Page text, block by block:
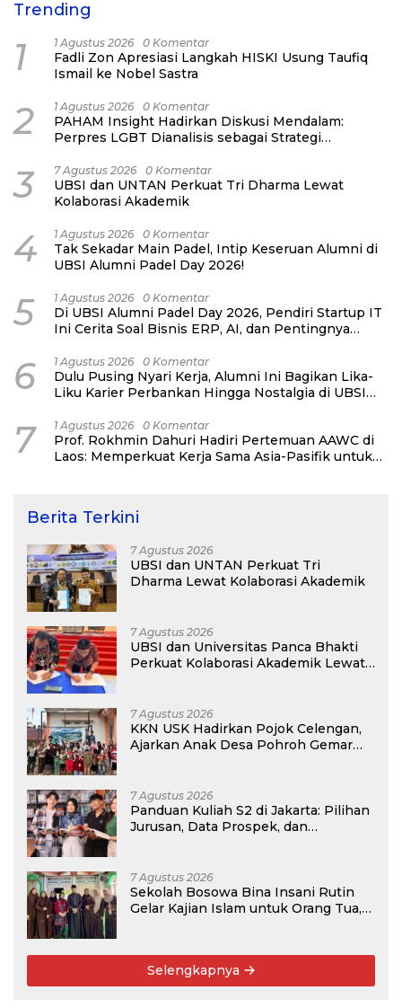
Trending
1 1 Agustus 2026 0 Komentar
Fadli Zon Apresiasi Langkah HISKI Usung Taufiq
Ismail ke Nobel Sastra
2 1 Agustus 2026 0 Komentar
PAHAM Insight Hadirkan Diskusi Mendalam:
Perpres LGBT Dianalisis sebagai Strategi
3 7 Agustus 2026 0 Komentar
UBSI dan UNTAN Perkuat Tri Dharma Lewat
Kolaborasi Akademik
4 1 Agustus 2026 0 Komentar
Tak Sekadar Main Padel, Intip Keseruan Alumni di
UBSI Alumni Padel Day 2026!
5 1 Agustus 2026 0 Komentar
Di UBSI Alumni Padel Day 2026, Pendiri Startup IT
Ini Cerita Soal Bisnis ERP, AI, dan Pentingnya
6 1 Agustus 2026 0 Komentar
Dulu Pusing Nyari Kerja, Alumni Ini Bagikan Lika-
Liku Karier Perbankan Hingga Nostalgia di UBSI
7 1 Agustus 2026 0 Komentar
Prof. Rokhmin Dahuri Hadiri Pertemuan AAWC di
Laos: Memperkuat Kerja Sama Asia-Pasifik untuk
Berita Terkini
7 Agustus 2026
UBSI dan UNTAN Perkuat Tri
Dharma Lewat Kolaborasi Akademik
7 Agustus 2026
UBSI dan Universitas Panca Bhakti
Perkuat Kolaborasi Akademik Lewat
7 Agustus 2026
KKN USK Hadirkan Pojok Celengan,
Ajarkan Anak Desa Pohroh Gemar
7 Agustus 2026
Panduan Kuliah S2 di Jakarta: Pilihan
Jurusan, Data Prospek, dan
7 Agustus 2026
Sekolah Bosowa Bina Insani Rutin
Gelar Kajian Islam untuk Orang Tua,
Selengkapnya